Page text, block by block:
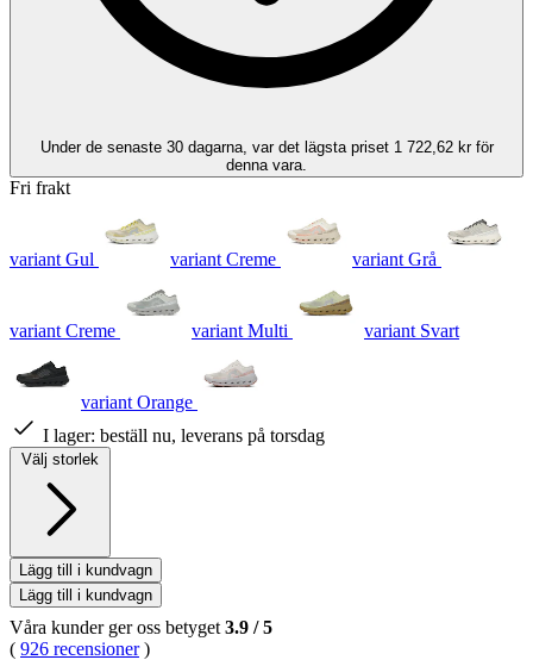
Under de senaste 30 dagarna, var det lägsta priset 1 722,62 kr för
denna vara.
Fri frakt
variant Gul variant Creme variant Grå
variant Creme variant Multi variant Svart
variant Orange
I lager: beställ nu, leverans på torsdag
Välj storlek
Lägg till i kundvagn
Lägg till i kundvagn
Våra kunder ger oss betyget 3.9 /5
( 926 recensioner)